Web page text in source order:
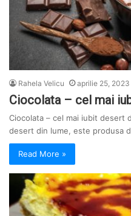
Rahela Velicu aprilie 25, 2023
Ciocolata – cel mai
Ciocolata – cel mai iubit desert
desert din lume, este produsa
Read More »